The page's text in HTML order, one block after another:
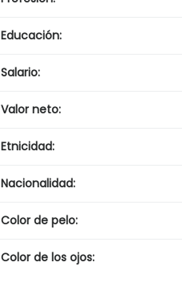
Educación:
Salario:
Valor neto:
Etnicidad:
Nacionalidad:
Color de pelo:
Color de los ojos: